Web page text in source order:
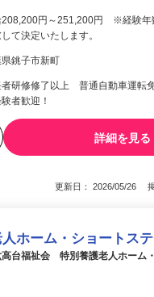
208,200円～251,200円 ※経験年
て決定いたします。
銚子市新町
者研修修了以上 普通自動車運
者歓迎！
詳細を見る
更新日： 2026/05/26
ホーム・ショートス
台福祉会 特別養護老人ホーム